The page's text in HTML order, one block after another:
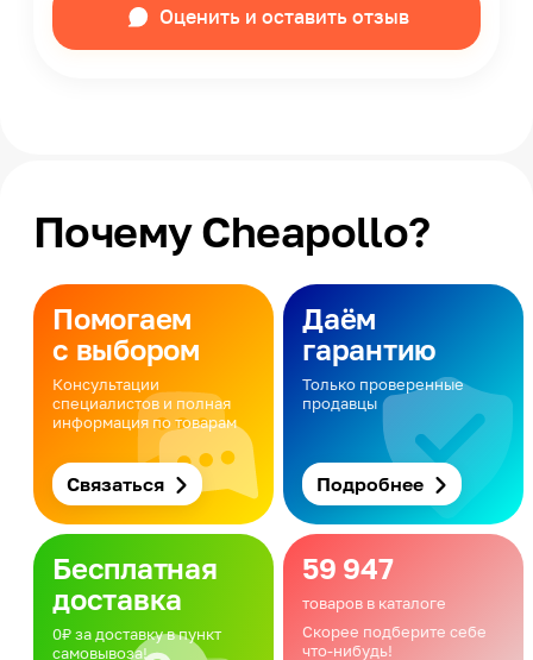
Оценить и оставить отзыв
Почему Cheapollo?
Помогаем
с выбором
Консультации
специалистов и полная
информация по товарам
Связаться
Даём
гарантию
Только проверенные
продавцы
Подробнее
Бесплатная
доставка
0₽ за доставку в пункт
самовывоза!
59 947
товаров в каталоге
Скорее подберите себе
что-нибудь!